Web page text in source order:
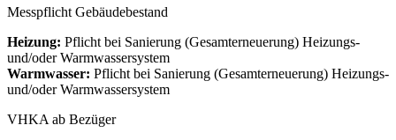
Messpflicht Gebäudebestand
Heizung: Pflicht bei Sanierung (Gesamterneuerung) Heizungs-
und/oder Warmwassersystem
Warmwasser: Pflicht bei Sanierung (Gesamterneuerung) Heizungs-
und/oder Warmwassersystem
VHKA ab Bezüger